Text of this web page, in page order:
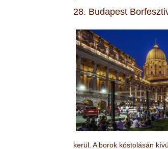
28. Budapest
kerül. A borok kóstolásán